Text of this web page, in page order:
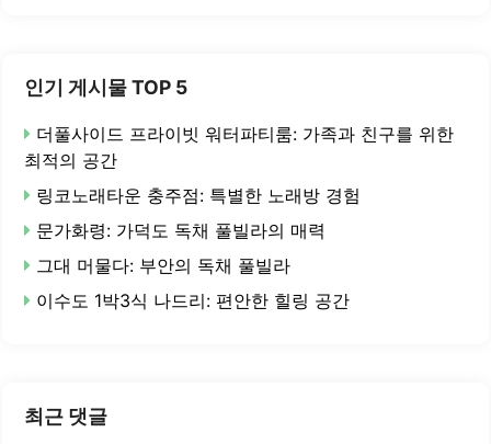
인기 게시물 TOP 5
더풀사이드 프라이빗 워터파티룸: 가족과 친구를 위한
최적의 공간
링코노래타운 충주점: 특별한 노래방 경험
문가화령: 가덕도 독채 풀빌라의 매력
그대 머물다: 부안의 독채 풀빌라
이수도 1박3식 나드리: 편안한 힐링 공간
최근 댓글